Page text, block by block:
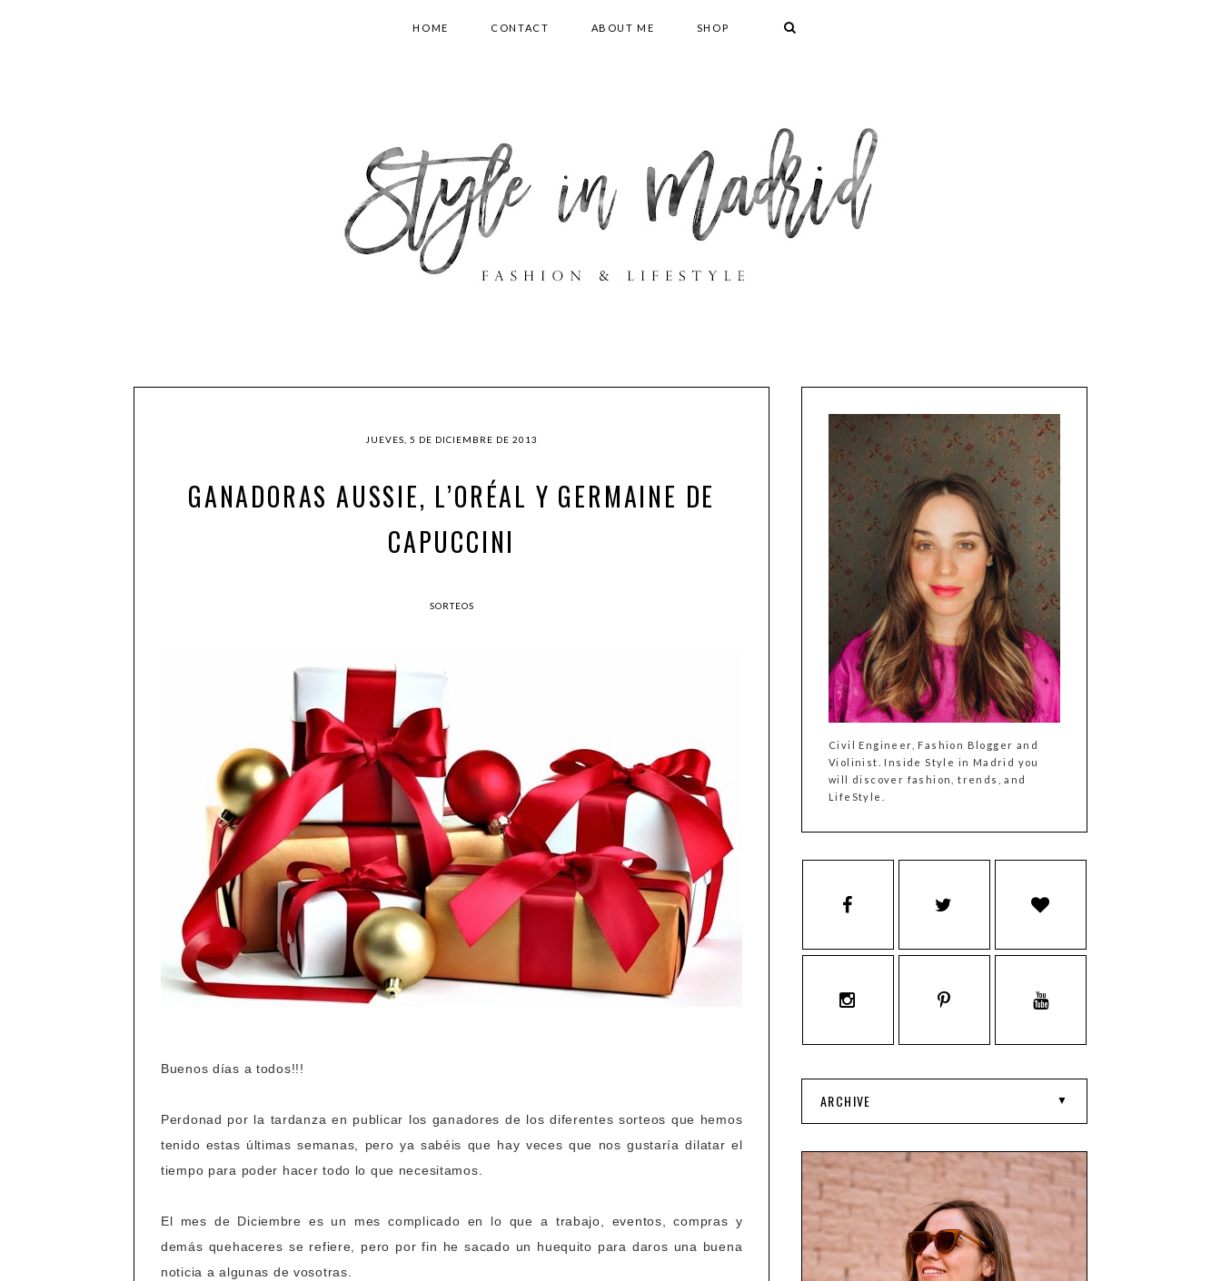
HOME CONTACT ABOUT ME SHOP
JUEVES, 5 DE DICIEMBRE DE 2013
GANADORAS AUSSIE, L’ORÉAL Y GERMAINE DE
CAPUCCINI
SORTEOS
Buenos días a todos!!!
Perdonad por la tardanza en publicar los ganadores de los diferentes sorteos que hemos
tenido estas últimas semanas, pero ya sabéis que hay veces que nos gustaría dilatar el
tiempo para poder hacer todo lo que necesitamos.
El mes de Diciembre es un mes complicado en lo que a trabajo, eventos, compras y
demás quehaceres se refiere, pero por fin he sacado un huequito para daros una buena
noticia a algunas de vosotras.
Civil Engineer, Fashion Blogger and
Violinist. Inside Style in Madrid you
will discover fashion, trends, and
LifeStyle.
ARCHIVE